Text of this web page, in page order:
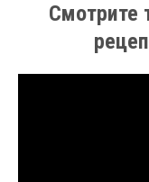
Смотрите